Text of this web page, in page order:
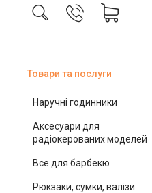
Товари та послуги
Наручні годинники
Аксесуари для
радіокерованих моделей
Все для барбекю
Рюкзаки, сумки, валізи